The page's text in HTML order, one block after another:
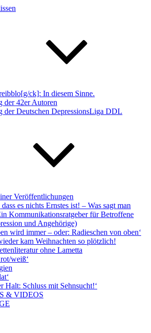
ck]: In diesem Sinne.
der 42er Autoren
der Deutschen DepressionsLiga DDL
Veröffentlichungen
es nichts Ernstes ist! – Was sagt man
Kommunikationsratgeber für Betroffene
und Angehörige)
wird immer – oder: Radieschen von oben‘
kam Weihnachten so plötzlich!
ohne Lametta
weiß‘
Halt: Schluss mit Sehnsucht!‘
& VIDEOS